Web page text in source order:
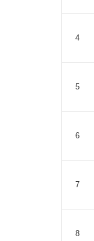
4
5
6
7
8